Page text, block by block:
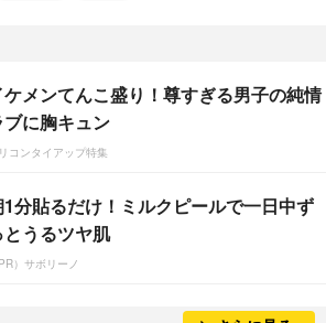
ケメンてんこ盛り！尊すぎる男子の純情
ブに胸キュン
コンタイアップ特集
1分貼るだけ！ミルクピールで一日中ず
とうるツヤ肌
PR）サボリーノ